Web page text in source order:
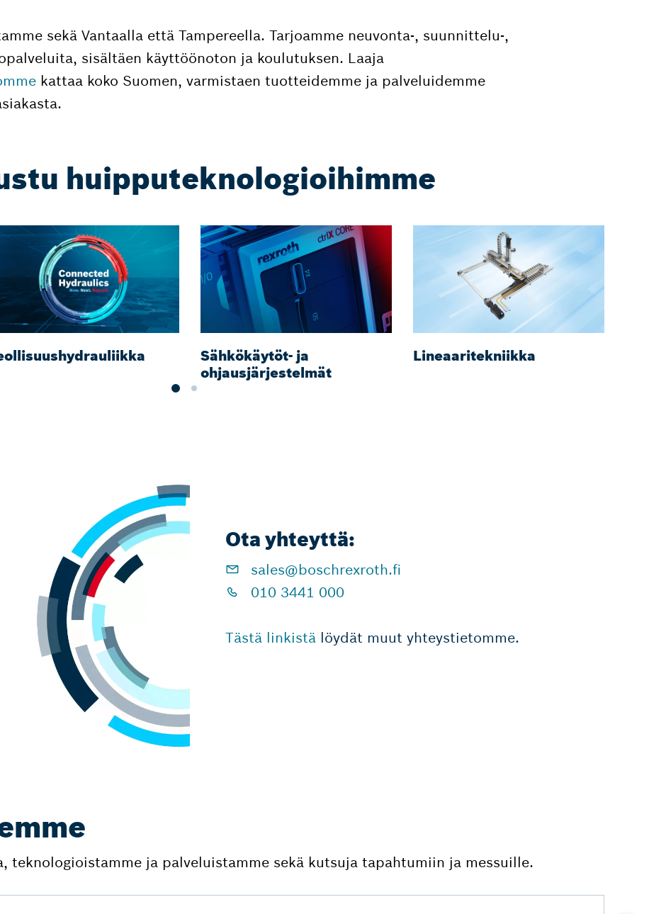
sekä Vantaalla että Tampereella. Tarjoamme neuvonta-, suunnittelu-,
sisältäen käyttöönoton ja koulutuksen. Laaja
kattaa koko Suomen, varmistaen tuotteidemme ja palveluidemme
huipputeknologioihimme
Sähkökäytöt- ja
ohjausjärjestelmät
Lineaaritekniikka
Ota yhteyttä:
sales@boschrexroth.fi
010 3441 000
Tästä linkistä löydät muut yhteystietomme.
teknologioistamme ja palveluistamme sekä kutsuja tapahtumiin ja messuille.